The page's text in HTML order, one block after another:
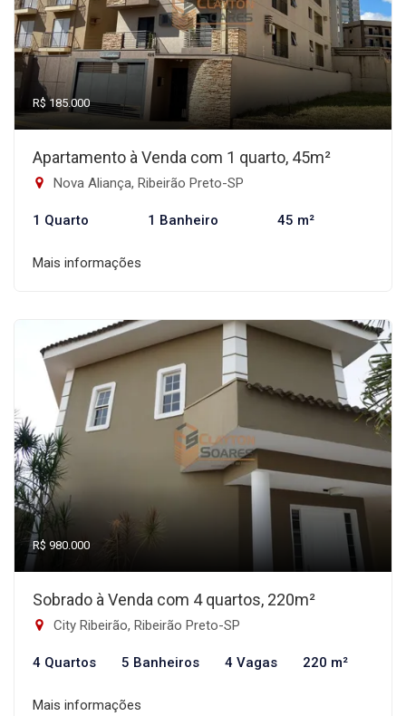
R$ 185.000
Apartamento à Venda com 1 quarto, 45m²
Nova Aliança, Ribeirão Preto-SP
1 Quarto 1 Banheiro 45 m²
Mais informações
R$ 980.000
Sobrado à Venda com 4 quartos, 220m²
City Ribeirão, Ribeirão Preto-SP
4 Quartos 5 Banheiros 4 Vagas 220 m²
Mais informações